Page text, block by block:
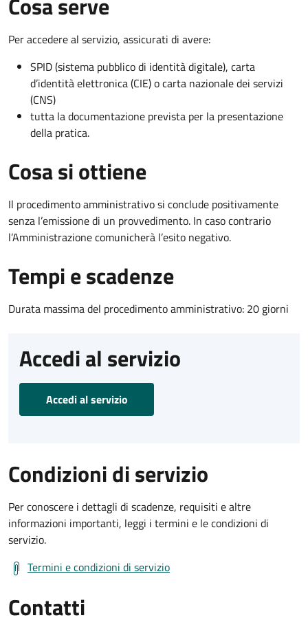
Per accedere al servizio, assicurati di avere:
SPID (sistema pubblico di identità digitale), carta
d’identità elettronica (CIE) o carta nazionale dei servizi
(CNS)
tutta la documentazione prevista per la presentazione
della pratica.
Cosa si ottiene
Il procedimento amministrativo si conclude positivamente
senza l’emissione di un provvedimento. In caso contrario
l’Amministrazione comunicherà l’esito negativo.
Tempi e scadenze
Durata massima del procedimento amministrativo: 20 giorni
Accedi al servizio
Accedi al servizio
Condizioni di servizio
Per conoscere i dettagli di scadenze, requisiti e altre
informazioni importanti, leggi i termini e le condizioni di
servizio.
Termini e condizioni di servizio
Contatti